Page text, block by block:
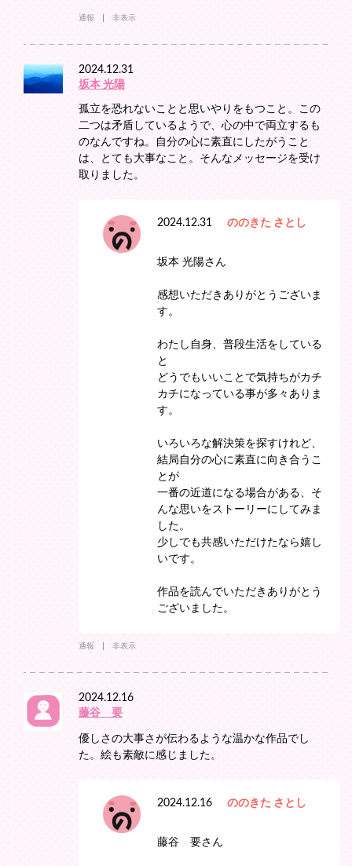
通報 非表示
2024.12.31
坂本 光陽
孤立を恐れないことと思いやりをもつこと。この
二つは矛盾しているようで、心の中で両立するも
のなんですね。自分の心に素直にしたがうこと
は、とても大事なこと。そんなメッセージを受け
取りました。
2024.12.31 ののきた さとし
坂本 光陽さん
感想いただきありがとうございま
す。
わたし自身、普段生活をしている
と
どうでもいいことで気持ちがカチ
カチになっている事が多々ありま
す。
いろいろな解決策を探すけれど、
結局自分の心に素直に向き合うこ
とが
一番の近道になる場合がある、そ
んな思いをストーリーにしてみま
した。
少しでも共感いただけたなら嬉し
いです。
作品を読んでいただきありがとう
ございました。
通報 非表示
2024.12.16
藤谷 要
優しさの大事さが伝わるような温かな作品でし
た。絵も素敵に感じました。
2024.12.16 ののきた さとし
藤谷 要さん